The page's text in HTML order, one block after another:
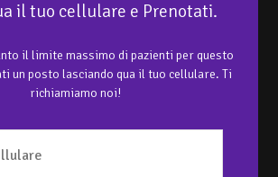
il tuo cellulare e Prenotati.
il limite massimo di pazienti per questo
un posto lasciando qua il tuo cellulare. Ti
richiamiamo noi!